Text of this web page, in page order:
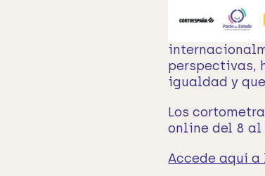
perspectivas,
igualdad y
Los
online del 8 al
Accede aquí